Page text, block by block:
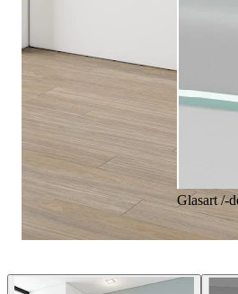
Glasart /-